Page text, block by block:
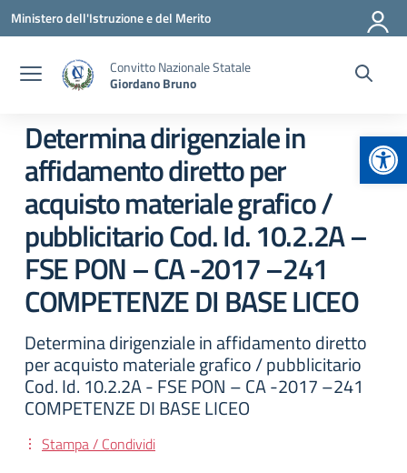
Vai ai contenuti
Vai al menu di navigazione
Vai al footer
Ministero dell'Istruzione e del Merito
Convitto Nazionale Statale
Giordano Bruno
Determina dirigenziale in
affidamento diretto per
acquisto materiale grafico /
pubblicitario Cod. Id. 10.2.2A –
FSE PON – CA -2017 –241
COMPETENZE DI BASE LICEO
Determina dirigenziale in affidamento diretto
per acquisto materiale grafico / pubblicitario
Cod. Id. 10.2.2A - FSE PON – CA -2017 –241
COMPETENZE DI BASE LICEO
Stampa / Condividi